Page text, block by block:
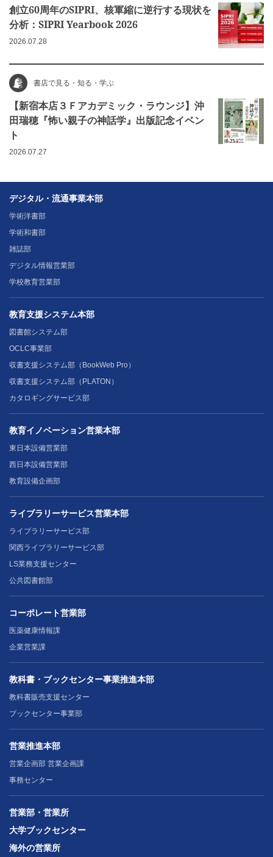
創立60周年のSIPRI、核軍縮に逆行する現状を
分析：SIPRI Yearbook 2026
2026.07.28
書店で見る・知る・学ぶ
【新宿本店３Ｆアカデミック・ラウンジ】沖
田瑞穂『怖い親子の神話学』出版記念イベン
ト
2026.07.27
デジタル・流通事業本部
学術洋書部
学術和書部
雑誌部
デジタル情報営業部
学校教育営業部
教育支援システム本部
図書館システム部
OCLC事業部
収書支援システム部（BookWeb Pro）
収書支援システム部（PLATON）
カタロギングサービス部
教育イノベーション営業本部
東日本設備営業部
西日本設備営業部
教育設備企画部
ライブラリーサービス営業本部
ライブラリーサービス部
関西ライブラリーサービス部
LS業務支援センター
公共図書館部
コーポレート営業部
医薬健康情報課
企業営業課
教科書・ブックセンター事業推進本部
教科書販売支援センター
ブックセンター事業部
営業推進本部
営業企画部 営業企画課
事務センター
営業部・営業所
大学ブックセンター
海外の営業所